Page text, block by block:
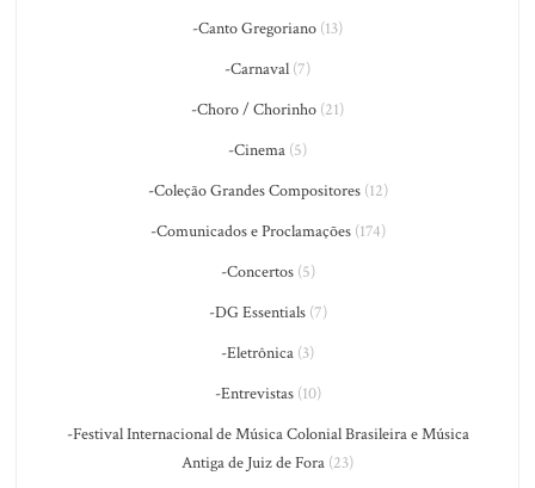
-Canto Gregoriano (13)
-Carnaval (7)
-Choro / Chorinho (21)
-Cinema (5)
-Coleção Grandes Compositores(12)
-Comunicados e Proclamações(174)
-Concertos(5)
-DG Essentials(7)
-Eletrônica (3)
-Entrevistas(10)
-Festival Internacional de Música Colonial Brasileira e Música
Antiga de Juiz de Fora (23)